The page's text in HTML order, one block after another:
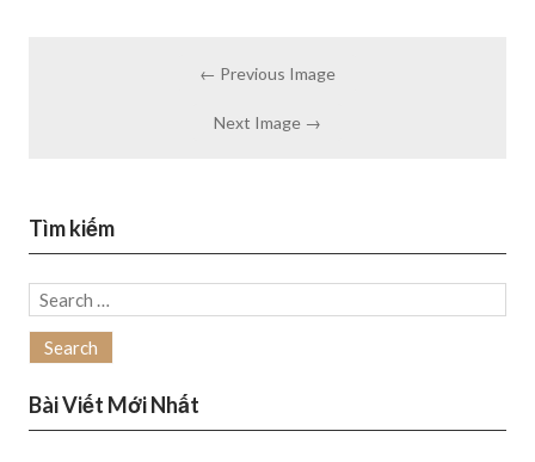
← Previous Image
Next Image →
Tìm kiếm
Search
for:
Bài Viết Mới Nhất